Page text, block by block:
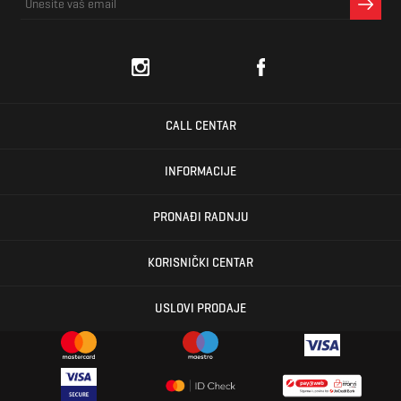
CALL CENTAR
INFORMACIJE
PRONAĐI RADNJU
KORISNIČKI CENTAR
USLOVI PRODAJE